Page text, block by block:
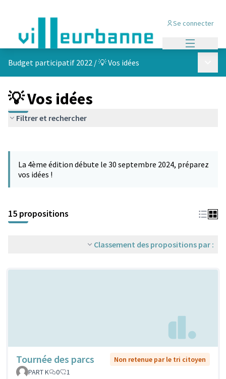
Se connecter
Budget participatif 2022 /💡 Vos idées
💡 Vos idées
Filtrer et rechercher
−
La 4ème édition débute le 30 septembre 2024, préparez
vos idées !
15 propositions
Classement des propositions par :
Tournée des parcs
Non retenue par le tri citoyen
PART K
0 1